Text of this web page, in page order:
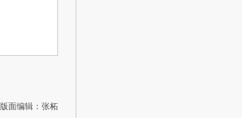
版面编辑：张柘